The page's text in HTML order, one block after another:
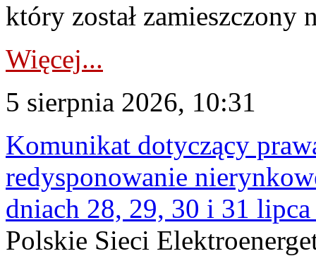
który został zamieszczony
Więcej...
5 sierpnia 2026, 10:31
Komunikat dotyczący
redysponowanie
dniach 28, 29, 30 i 31
Polskie Sieci